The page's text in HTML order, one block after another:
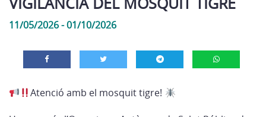
11/05/2026 - 01/10/2026
Atenció amb el mosquit tigre!